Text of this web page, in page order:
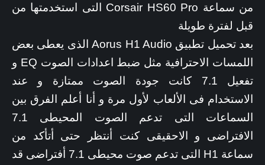
من سماعة Corsair HS60 Pro التى استخدمتها من
قبل لفترة طويلة
بعد تحميل تطبيق Aorus H1 Audio الذى يعطى بعض
اللمسات الاحترافية مثل ضبط اعدادات الصوت EQ و
تفعيل 7.1 كانت جودة الصوت ممتازة و عند
الاستخدام فى الألعاب لأول مرة و أنا أعلم الفرق بين
السماعات التى تدعم الصوت المحيطى 7.1
الافتراضى و الاحقيقى كنت أنتظر حتى أتأكد من
سماعة H1 التى تدعم صوت محيطى 7.1 أفتراضى قد